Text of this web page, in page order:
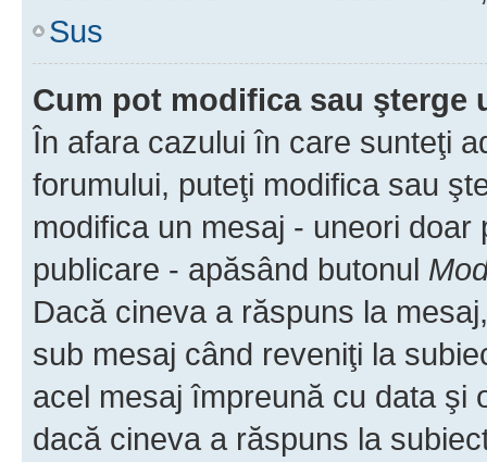
Sus
Cum pot modifica sau şterge
În afara cazului în care sunteţi
forumului, puteţi modifica sau
modifica un mesaj - uneori
publicare - apăsând butonul
Dacă cineva a răspuns la
sub mesaj când reveniţi la
acel mesaj împreună cu data şi
dacă cineva a răspuns la